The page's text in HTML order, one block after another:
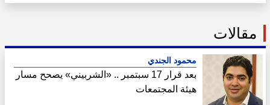
مقالات
محمود الجندي
بعد قرار 17 سبتمبر .. «الشربيني» يصحح مسار
هيئة المجتمعات